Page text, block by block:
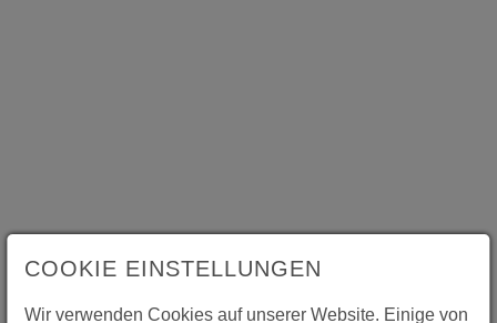
COOKIE EINSTELLUNGEN
Wir verwenden Cookies auf unserer Website. Einige von